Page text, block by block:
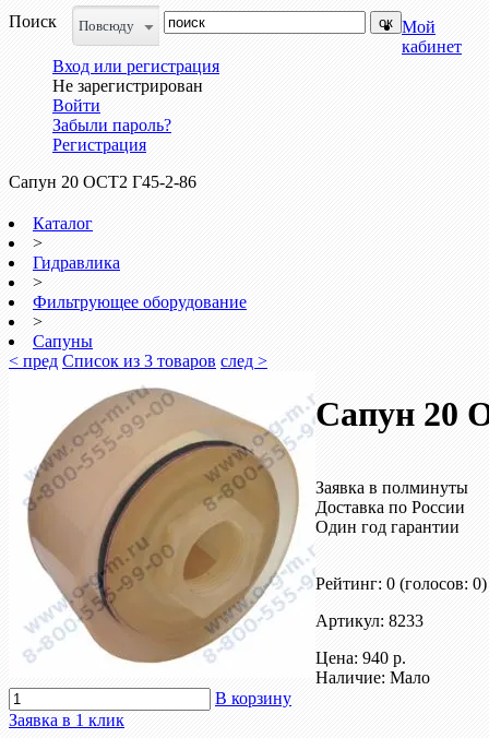
Поиск
Повсюду
Мой
кабинет
Вход или регистрация
Не зарегистрирован
Войти
Забыли пароль?
Регистрация
Сапун 20 ОСТ2 Г45-2-86
Каталог
>
Гидравлика
>
Фильтрующее оборудование
>
Сапуны
< пред Список из 3 товаров след >
Сапун 20
Заявка в полминуты
Доставка по России
Один год гарантии
Рейтинг: 0 (голосов: 0)
Артикул: 8233
Цена: 940 р.
Наличие: Мало
В корзину
Заявка в 1 клик